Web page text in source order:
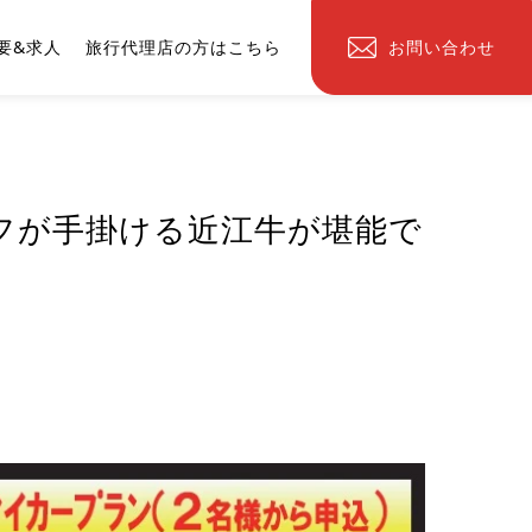
&求人 旅行代理店の方はこちら お問い合わせ
が手掛ける近江牛が堪能で